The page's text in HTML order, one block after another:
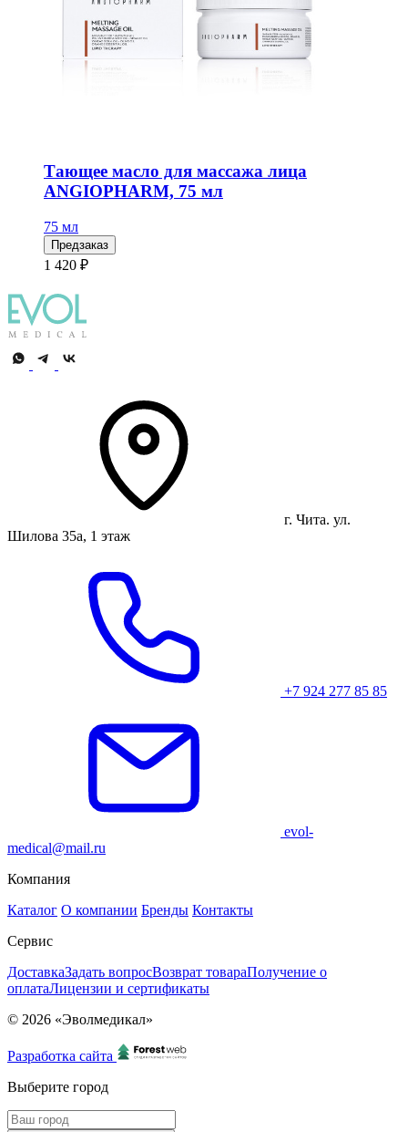
Тающее масло для массажа лица
ANGIOPHARM, 75 мл
75 мл
Предзаказ
1 420 ₽
г. Чита. ул.
Шилова 35а, 1 этаж
+7 924 277 85 85
evol-
medical@mail.ru
Компания
Каталог О компании Бренды Контакты
Сервис
ДоставкаЗадать вопросВозврат товараПолучение о
оплатаЛицензии и сертификаты
© 2026 «Эволмедикал»
Разработка сайта
Выберите город